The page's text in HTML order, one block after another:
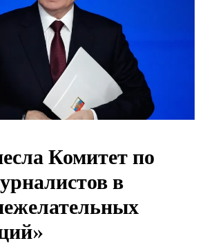
Комитет по
в